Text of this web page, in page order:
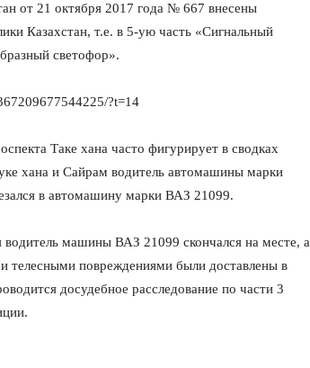
от 21 октября 2017 года № 667 внесены
Казахстан, т.е. в 5-ую часть «Сигнальный
светофор».
?t=14
Таке хана часто фигурирует в сводках
хана и Сайрам водитель автомашины марки
в автомашину марки ВАЗ 21099.
машины ВАЗ 21099 скончался на месте, а
телесными повреждениями были доставлены в
досудебное расследование по части 3